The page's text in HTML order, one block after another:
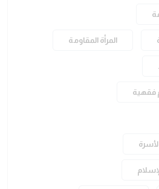
المرأة المقاومة
فقهية